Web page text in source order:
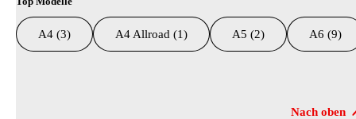
A4 (3) A4 Allroad (1) A5 (2) A6 (9)
Nach oben